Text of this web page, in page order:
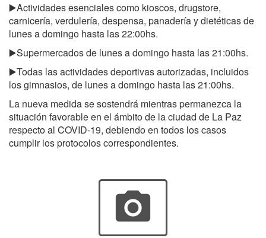
▶️Actividades esenciales como kioscos, drugstore,
carnicería, verdulería, despensa, panadería y dietéticas de
lunes a domingo hasta las 22:00hs.
▶️Supermercados de lunes a domingo hasta las 21:00hs.
▶️Todas las actividades deportivas autorizadas, incluidos
los gimnasios, de lunes a domingo hasta las 21:00hs.
La nueva medida se sostendrá mientras permanezca la
situación favorable en el ámbito de la ciudad de La Paz
respecto al COVID-19, debiendo en todos los casos
cumplir los protocolos correspondientes.
photo_camera